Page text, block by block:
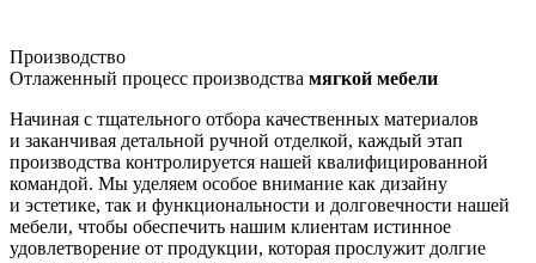
Производство
Отлаженный процесс производства мягкой мебели
Начиная с тщательного отбора качественных материалов
и заканчивая детальной ручной отделкой, каждый этап
производства контролируется нашей квалифицированной
командой. Мы уделяем особое внимание как дизайну
и эстетике, так и функциональности и долговечности нашей
мебели, чтобы обеспечить нашим клиентам истинное
удовлетворение от продукции, которая прослужит долгие